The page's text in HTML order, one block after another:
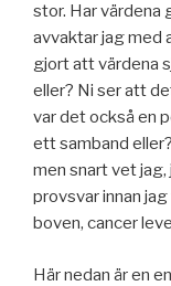
stor. Har värdena
avvaktar jag med
gjort att värdena
eller? Ni ser att
var det också en
ett samband
men snart vet
provsvar innan
boven, cancer
Här nedan är en